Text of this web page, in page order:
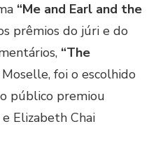
“Me and Earl and the
prêmios do júri e do
“The
foi o escolhido
público premiou
Elizabeth Chai